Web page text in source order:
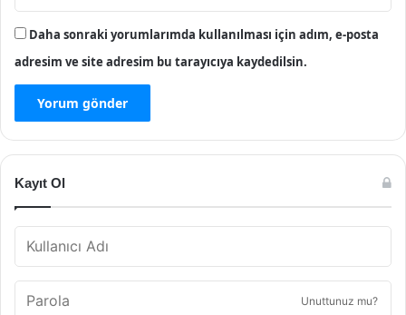
Daha sonraki yorumlarımda kullanılması için adım, e-posta
adresim ve site adresim bu tarayıcıya kaydedilsin.
Kayıt Ol
Unuttunuz mu?